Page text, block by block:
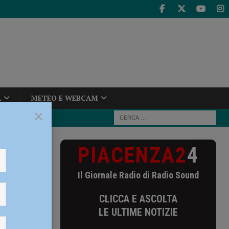
METEO E WEBCAM
da una
una
PIACENZA24
Il Giornale Radio di Radio Sound
CLICCA E ASCOLTA
LE ULTIME NOTIZIE
×